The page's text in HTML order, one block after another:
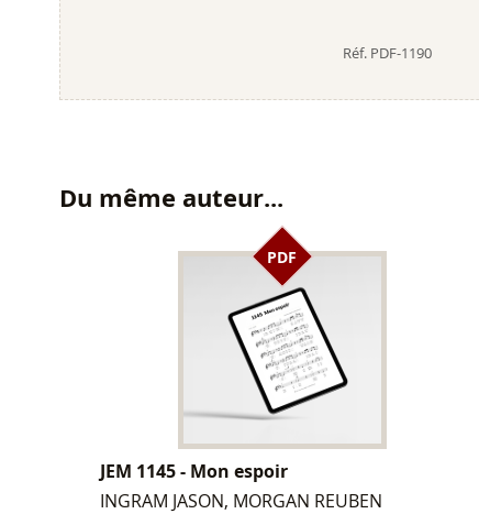
Réf. PDF-1190
Du même auteur...
PDF
JEM 1145 - Mon espoir
INGRAM JASON, MORGAN REUBEN